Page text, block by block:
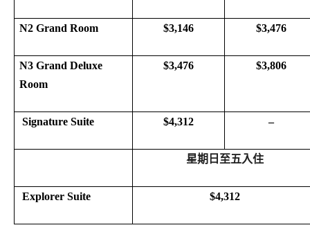
N2 Grand Room $3,146 $3,476
N3 Grand Deluxe
Room
$3,476 $3,806
Signature Suite $4,312 –
星期日至五入住
Explorer Suite $4,312